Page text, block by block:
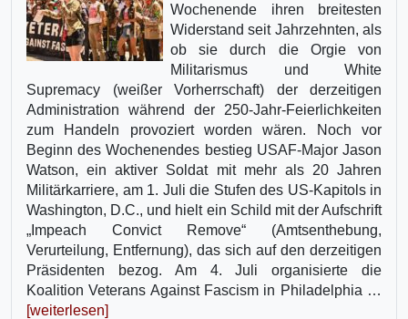
Wochenende ihren breitesten
Widerstand seit Jahrzehnten, als
ob sie durch die Orgie von
Militarismus und White
Supremacy (weißer Vorherrschaft) der derzeitigen
Administration während der 250-Jahr-Feierlichkeiten
zum Handeln provoziert worden wären. Noch vor
Beginn des Wochenendes bestieg USAF-Major Jason
Watson, ein aktiver Soldat mit mehr als 20 Jahren
Militärkarriere, am 1. Juli die Stufen des US-Kapitols in
Washington, D.C., und hielt ein Schild mit der Aufschrift
„Impeach Convict Remove“ (Amtsenthebung,
Verurteilung, Entfernung), das sich auf den derzeitigen
Präsidenten bezog. Am 4. Juli organisierte die
Koalition Veterans Against Fascism in Philadelphia …
[weiterlesen]